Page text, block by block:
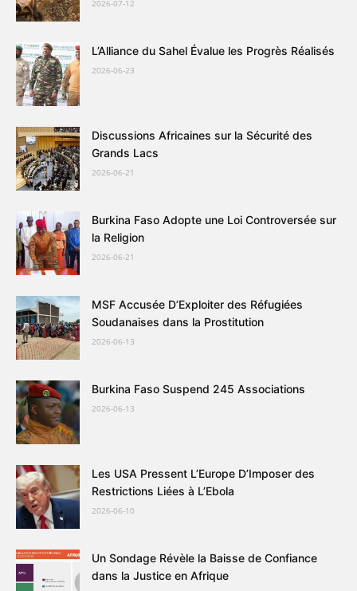
2026-07-12
L’Alliance du Sahel Évalue les Progrès Réalisés
2026-06-23
Discussions Africaines sur la Sécurité des
Grands Lacs
2026-06-21
Burkina Faso Adopte une Loi Controversée sur
la Religion
2026-06-21
MSF Accusée D’Exploiter des Réfugiées
Soudanaises dans la Prostitution
2026-06-13
Burkina Faso Suspend 245 Associations
2026-06-13
Les USA Pressent L’Europe D’Imposer des
Restrictions Liées à L’Ebola
2026-06-10
Un Sondage Révèle la Baisse de Confiance
dans la Justice en Afrique